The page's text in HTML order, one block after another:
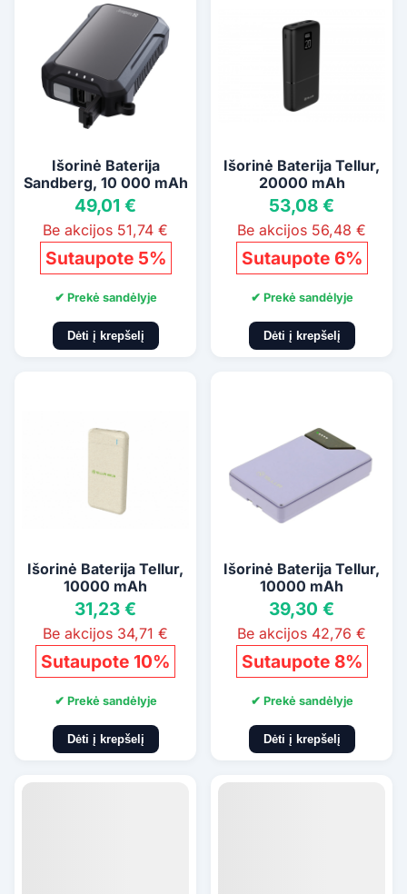
Išorinė Baterija
Sandberg, 10 000 mAh
49,01 €
Be akcijos 51,74 €
Sutaupote 5%
✔ Prekė sandėlyje
Dėti į krepšelį
Išorinė Baterija Tellur,
20000 mAh
53,08 €
Be akcijos 56,48 €
Sutaupote 6%
✔ Prekė sandėlyje
Dėti į krepšelį
Išorinė Baterija Tellur,
10000 mAh
31,23 €
Be akcijos 34,71 €
Sutaupote 10%
✔ Prekė sandėlyje
Dėti į krepšelį
Išorinė Baterija Tellur,
10000 mAh
39,30 €
Be akcijos 42,76 €
Sutaupote 8%
✔ Prekė sandėlyje
Dėti į krepšelį